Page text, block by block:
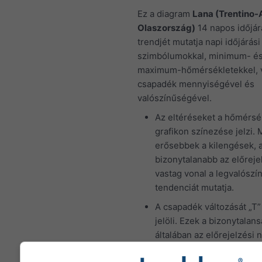
Ez a diagram Lana (Trentino-
Olaszország) 14 napos
trendjét mutatja napi időjárási
szimbólumokkal, minimum-
maximum-hőmérsékletekkel,
csapadék mennyiségével és
valószínűségével.
Az eltéréseket a
grafikon színezése jelzi.
erősebbek a kilengések,
bizonytalanabb az
vastag vonal a
tendenciát mutatja.
A csapadék változását
jelöli. Ezek a
általában az előrejelzési